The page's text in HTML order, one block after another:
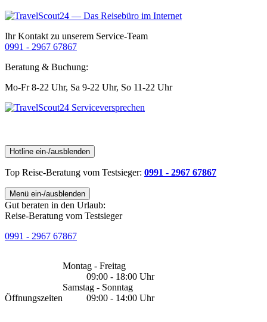
Ihr Kontakt zu unserem Service-Team
0991 - 2967 67867
Beratung & Buchung:
Mo-Fr 8-22 Uhr, Sa 9-22 Uhr, So 11-22 Uhr
Hotline ein-/ausblenden
Top Reise-Beratung vom Testsieger: 0991 - 2967 67867
Menü ein-/ausblenden
Gut beraten in den Urlaub:
Reise-Beratung vom Testsieger
0991 - 2967 67867
Öffnungszeiten
Montag - Freitag
09:00 - 18:00 Uhr
Samstag - Sonntag
09:00 - 14:00 Uhr